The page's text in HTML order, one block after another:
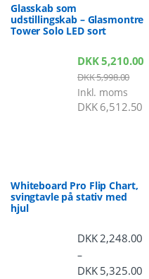
Glasskab som
udstillingskab – Glasmontre
Tower Solo LED sort
DKK5,210.00
DKK5,998.00
Inkl. moms
DKK6,512.50
Whiteboard Pro Flip Chart,
svingtavle på stativ med
hjul
DKK2,248.00
–
DKK5,325.00